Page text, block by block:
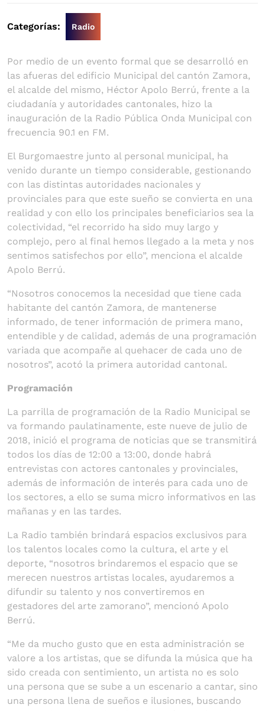
Categorías: Radio
Por medio de un evento formal que se desarrolló en
las afueras del edificio Municipal del cantón Zamora,
el alcalde del mismo, Héctor Apolo Berrú, frente a la
ciudadanía y autoridades cantonales, hizo la
inauguración de la Radio Pública Onda Municipal con
frecuencia 90.1 en FM.
El Burgomaestre junto al personal municipal, ha
venido durante un tiempo considerable, gestionando
con las distintas autoridades nacionales y
provinciales para que este sueño se convierta en una
realidad y con ello los principales beneficiarios sea la
colectividad, “el recorrido ha sido muy largo y
complejo, pero al final hemos llegado a la meta y nos
sentimos satisfechos por ello”, menciona el alcalde
Apolo Berrú.
“Nosotros conocemos la necesidad que tiene cada
habitante del cantón Zamora, de mantenerse
informado, de tener información de primera mano,
entendible y de calidad, además de una programación
variada que acompañe al quehacer de cada uno de
nosotros”, acotó la primera autoridad cantonal.
Programación
La parrilla de programación de la Radio Municipal se
va formando paulatinamente, este nueve de julio de
2018, inició el programa de noticias que se transmitirá
todos los días de 12:00 a 13:00, donde habrá
entrevistas con actores cantonales y provinciales,
además de información de interés para cada uno de
los sectores, a ello se suma micro informativos en las
mañanas y en las tardes.
La Radio también brindará espacios exclusivos para
los talentos locales como la cultura, el arte y el
deporte, “nosotros brindaremos el espacio que se
merecen nuestros artistas locales, ayudaremos a
difundir su talento y nos convertiremos en
gestadores del arte zamorano”, mencionó Apolo
Berrú.
“Me da mucho gusto que en esta administración se
valore a los artistas, que se difunda la música que ha
sido creada con sentimiento, un artista no es solo
una persona que se sube a un escenario a cantar, sino
una persona llena de sueños e ilusiones, buscando